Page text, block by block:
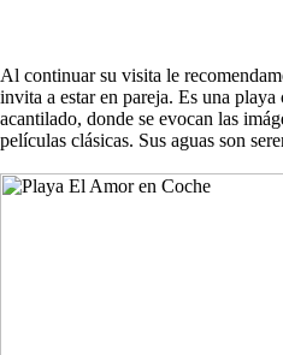
Al continuar su visita le
invita a estar en pareja. Es una playa
acantilado, donde se evocan las
películas clásicas. Sus aguas son